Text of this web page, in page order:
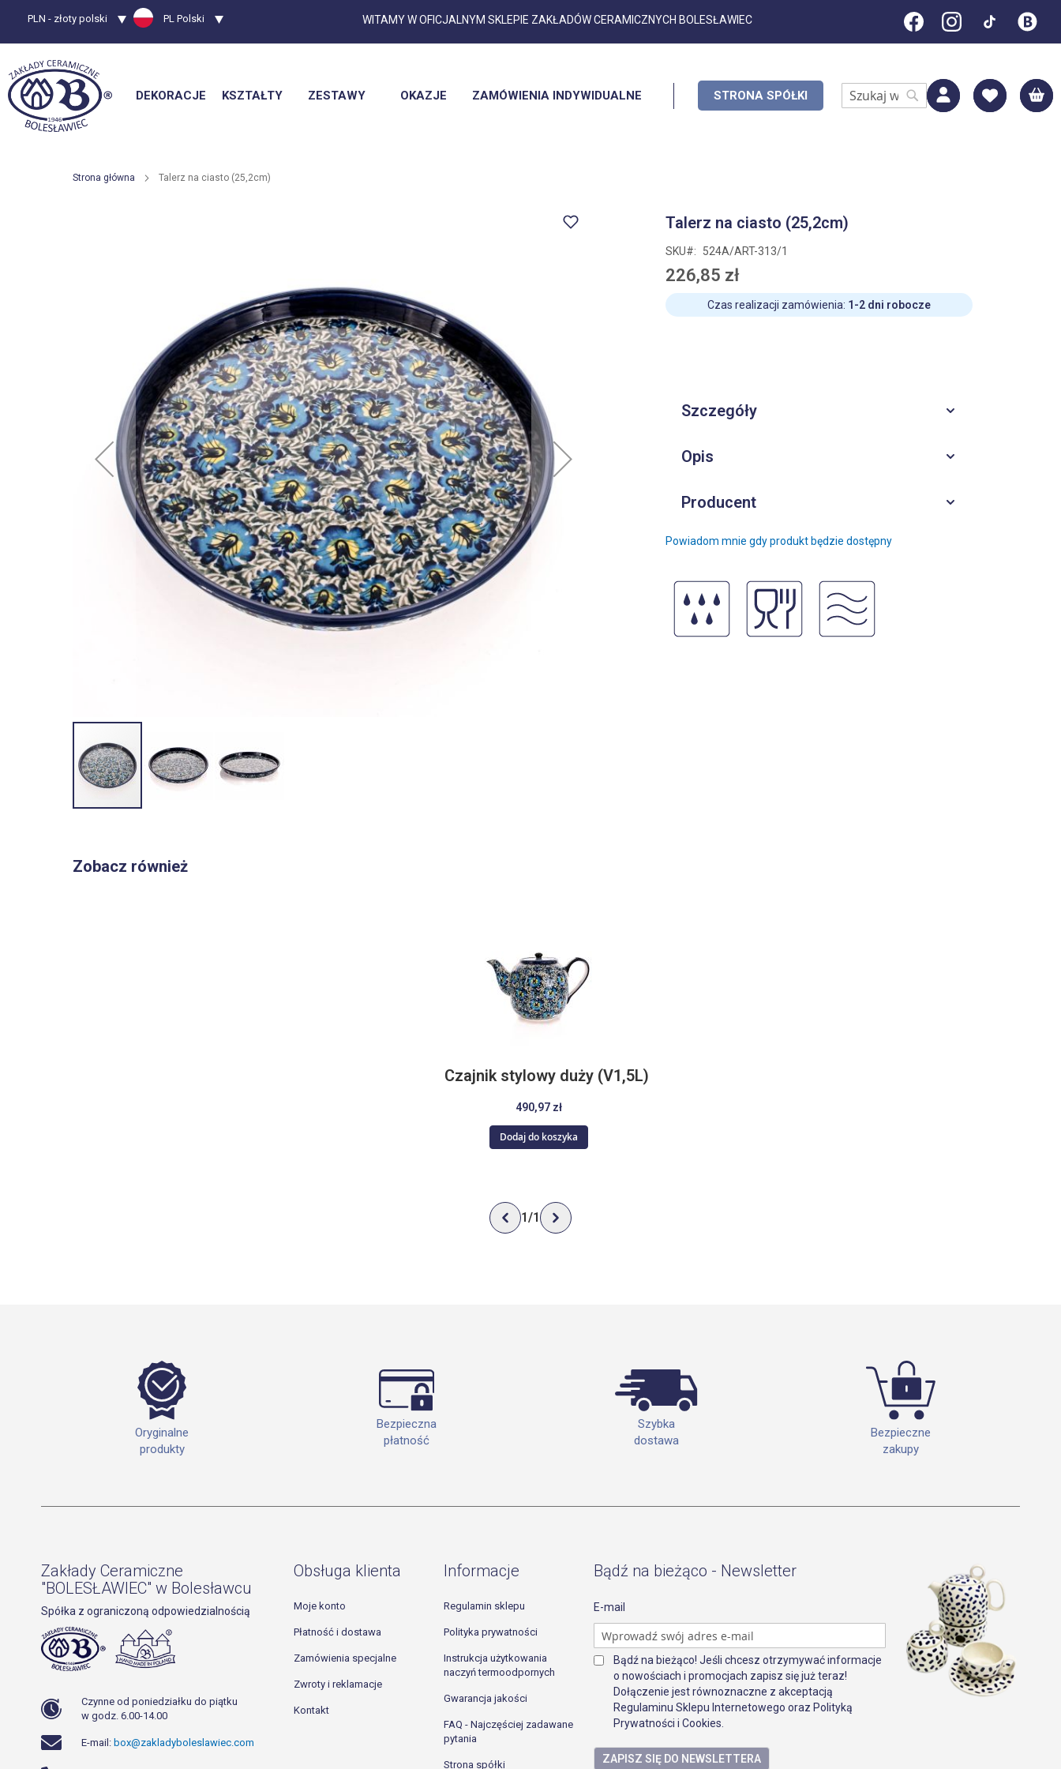
Przejdź
Waluta
PLN - złoty polski Język PL Polski WITAMY W OFICJALNYM SKLEPIE ZAKŁADÓW CERAMICZNYCH BOLESŁAWIEC
DEKORACJE KSZTAŁTY ZESTAWY OKAZJE ZAMÓWIENIA INDYWIDUALNE STRONA SPÓŁKI
Search Search
Strona główna Talerz na ciasto (25,2cm)
galerii
Talerz na ciasto (25,2cm)
SKU 524A/ART-313/1
226,85 zł
Powiadom mnie gdy produkt będzie dostępny
Czas realizacji zamówienia: 1-2 dni robocze
Szczegóły
Opis
Producent
Zobacz również
Czajnik stylowy duży (V1,5L)
490,97 zł
Dodaj do koszyka
1/1
Oryginalne
produkty
Bezpieczna
płatność
Szybka
dostawa
Bezpieczne
zakupy
Zakłady Ceramiczne
"BOLESŁAWIEC" w Bolesławcu
Spółka z ograniczoną odpowiedzialnością
Czynne od poniedziałku do piątku
w godz. 6.00-14.00
E-mail: box@zakladyboleslawiec.com
Obsługa klienta
Moje konto
Płatność i dostawa
Zamówienia specjalne
Zwroty i reklamacje
Kontakt
Informacje
Regulamin sklepu
Polityka prywatności
Instrukcja użytkowania
naczyń termoodpornych
Gwarancja jakości
FAQ - Najczęściej zadawane
pytania
Strona spółki
Bądź na bieżąco - Newsletter
E-mail
Bądź na bieżąco! Jeśli chcesz otrzymywać informacje
o nowościach i promocjach zapisz się już teraz!
Dołączenie jest równoznaczne z akceptacją
Regulaminu Sklepu Internetowego oraz Polityką
Prywatności i Cookies.
ZAPISZ SIĘ DO NEWSLETTERA